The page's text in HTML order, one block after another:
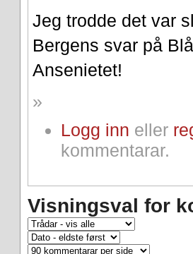
Jeg trodde det var
Bergens svar på
Ansenietet!
»
Logg inn eller
kommentarar.
Visningsval for